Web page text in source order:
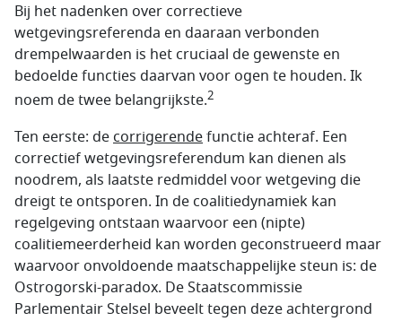
Bij het nadenken over correctieve
wetgevingsreferenda en daaraan verbonden
drempelwaarden is het cruciaal de gewenste en
bedoelde functies daarvan voor ogen te houden. Ik
noem de twee belangrijkste.2
Ten eerste: de corrigerendefunctie achteraf. Een
correctief wetgevings­referendum kan dienen als
noodrem, als laatste redmiddel voor wetgeving die
dreigt te ontsporen. In de coalitiedynamiek kan
regelgeving ontstaan waarvoor een (nipte)
coalitiemeerderheid kan worden geconstrueerd maar
waarvoor onvoldoende maatschappelijke steun is: de
Ostrogorski-paradox. De Staatscommissie
Parlementair Stelsel beveelt tegen deze achtergrond